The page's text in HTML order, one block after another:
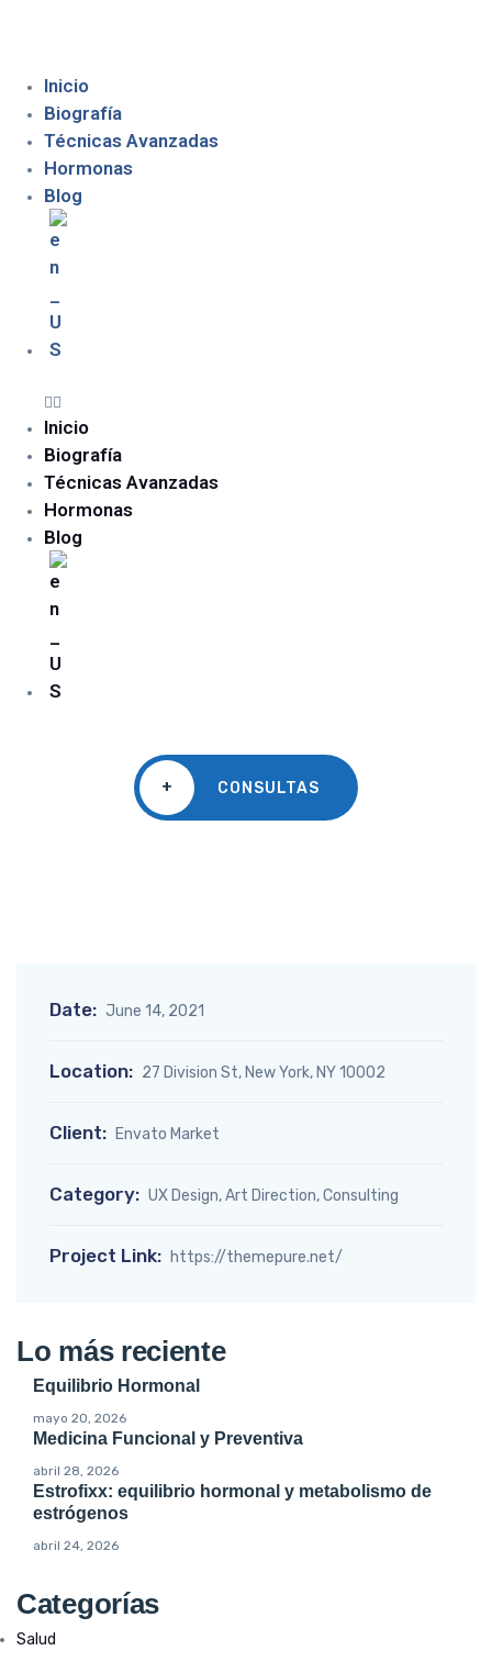
Inicio
Biografía
Técnicas Avanzadas
Hormonas
Blog
Inicio
Biografía
Técnicas Avanzadas
Hormonas
Blog
+ CONSULTAS
Date: June 14, 2021
Location: 27 Division St, New York, NY 10002
Client: Envato Market
Category: UX Design, Art Direction, Consulting
Project Link: https://themepure.net/
Lo más reciente
Equilibrio Hormonal
mayo 20, 2026
Medicina Funcional y Preventiva
abril 28, 2026
Estrofixx: equilibrio hormonal y metabolismo de
estrógenos
abril 24, 2026
Categorías
Salud